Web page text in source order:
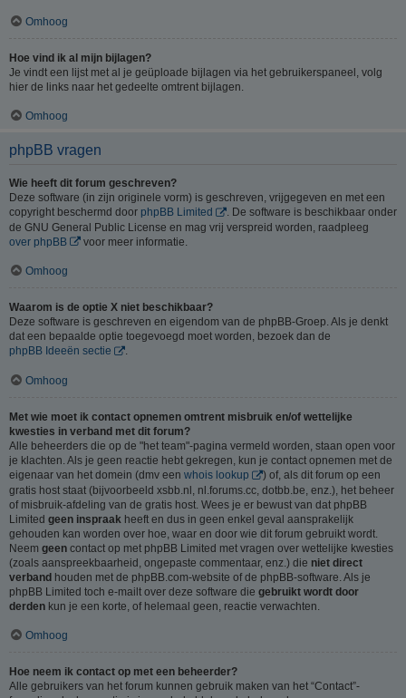
Omhoog
Hoe vind ik al mijn bijlagen?
Je vindt een lijst met al je geüploade bijlagen via het gebruikerspaneel, volg
hier de links naar het gedeelte omtrent bijlagen.
Omhoog
phpBB vragen
Wie heeft dit forum geschreven?
Deze software (in zijn originele vorm) is geschreven, vrijgegeven en met een
copyright beschermd door phpBB Limited
. De software is beschikbaar onder
de GNU General Public License en mag vrij verspreid worden, raadpleeg
over phpBB
voor meer informatie.
Omhoog
Waarom is de optie X niet beschikbaar?
Deze software is geschreven en eigendom van de phpBB-Groep. Als je denkt
dat een bepaalde optie toegevoegd moet worden, bezoek dan de
phpBB Ideeën sectie
.
Omhoog
Met wie moet ik contact opnemen omtrent misbruik en/of wettelijke
kwesties in verband met dit forum?
Alle beheerders die op de "het team"-pagina vermeld worden, staan open voor
je klachten. Als je geen reactie hebt gekregen, kun je contact opnemen met de
eigenaar van het domein (dmv een whois lookup
) of, als dit forum op een
gratis host staat (bijvoorbeeld xsbb.nl, nl.forums.cc, dotbb.be, enz.), het beheer
of misbruik-afdeling van de gratis host. Wees je er bewust van dat phpBB
Limited geen inspraak heeft en dus in geen enkel geval aansprakelijk
gehouden kan worden over hoe, waar en door wie dit forum gebruikt wordt.
Neem geen contact op met phpBB Limited met vragen over wettelijke kwesties
(zoals aanspreekbaarheid, ongepaste commentaar, enz.) die niet direct
verband houden met de phpBB.com-website of de phpBB-software. Als je
phpBB Limited toch e-mailt over deze software die gebruikt wordt door
derden kun je een korte, of helemaal geen, reactie verwachten.
Omhoog
Hoe neem ik contact op met een beheerder?
Alle gebruikers van het forum kunnen gebruik maken van het “Contact”-